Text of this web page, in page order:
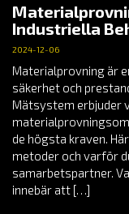
Industriella
2024-12-06
Materialprovning är
säkerhet och
Mätsystem erbjuder
de högsta kraven.
metoder och varför
samarbetspartner.
innebär att […]